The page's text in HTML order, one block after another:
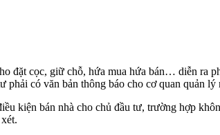
đặt cọc, giữ chỗ, hứa mua hứa bán… diễn ra
có văn bản thông báo cho cơ quan quản
kiện bán nhà cho chủ đầu tư, trường hợp